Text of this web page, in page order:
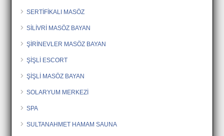
SERTİFİKALI MASÖZ
SİLİVRİ MASÖZ BAYAN
ŞİRİNEVLER MASÖZ BAYAN
ŞİŞLİ ESCORT
ŞİŞLİ MASÖZ BAYAN
SOLARYUM MERKEZİ
SPA
SULTANAHMET HAMAM SAUNA